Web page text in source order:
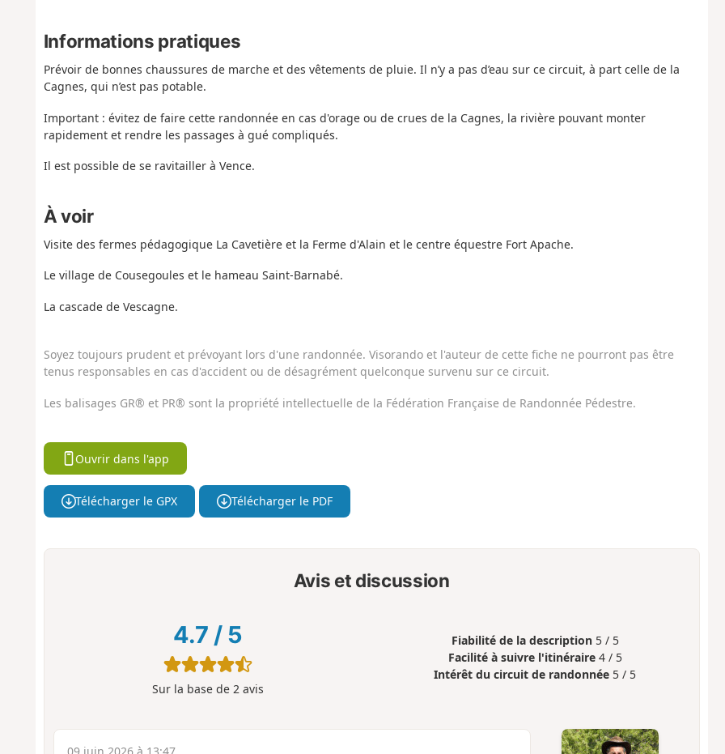
Informations pratiques
Prévoir de bonnes chaussures de marche et des vêtements de pluie. Il n’y a pas d’eau sur ce circuit, à part celle de la
Cagnes, qui n’est pas potable.
Important : évitez de faire cette randonnée en cas d'orage ou de crues de la Cagnes, la rivière pouvant monter
rapidement et rendre les passages à gué compliqués.
Il est possible de se ravitailler à Vence.
À voir
Visite des fermes pédagogique La Cavetière et la Ferme d'Alain et le centre équestre Fort Apache.
Le village de Cousegoules et le hameau Saint-Barnabé.
La cascade de Vescagne.
Soyez toujours prudent et prévoyant lors d'une randonnée. Visorando et l'auteur de cette fiche ne pourront pas être
tenus responsables en cas d'accident ou de désagrément quelconque survenu sur ce circuit.
Les balisages GR® et PR® sont la propriété intellectuelle de la Fédération Française de Randonnée Pédestre.
Ouvrir dans l'app
Télécharger le GPX Télécharger le PDF
Avis et discussion
4.7 / 5
Sur la base de 2 avis
Fiabilité de la description 5 / 5
Facilité à suivre l'itinéraire 4 / 5
Intérêt du circuit de randonnée 5 / 5